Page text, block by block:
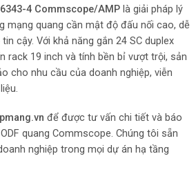
4 Commscope/AMP là giải pháp lý
mạng quang cần mật độ đấu nối cao, dễ
cậy. Với khả năng gắn 24 SC duplex
rack 19 inch và tính bền bỉ vượt trội, sản
cho nhu cầu của doanh nghiệp, viễn
để được tư vấn chi tiết và báo
quang Commscope. Chúng tôi sẵn
nghiệp trong mọi dự án hạ tầng